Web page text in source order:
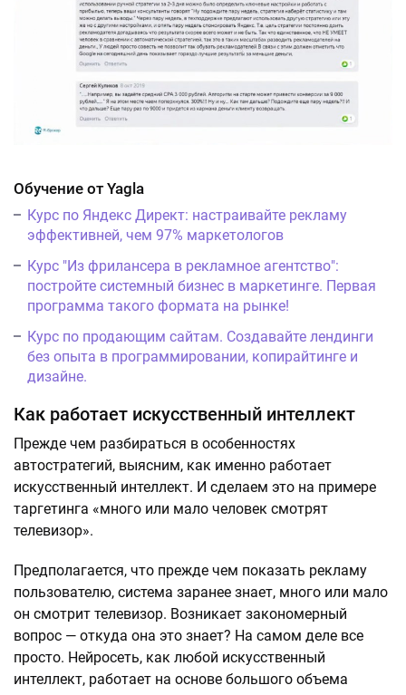
Обучение от Yagla
Курс по Яндекс Директ: настраивайте рекламу
эффективней, чем 97% маркетологов
Курс "Из фрилансера в рекламное агентство":
постройте системный бизнес в маркетинге. Первая
программа такого формата на рынке!
Курс по продающим сайтам. Создавайте лендинги
без опыта в программировании, копирайтинге и
дизайне.
Как работает искусственный интеллект
Прежде чем разбираться в особенностях
автостратегий, выясним, как именно работает
искусственный интеллект. И сделаем это на примере
таргетинга «много или мало человек смотрят
телевизор».
Предполагается, что прежде чем показать рекламу
пользователю, система заранее знает, много или мало
он смотрит телевизор. Возникает закономерный
вопрос — откуда она это знает? На самом деле все
просто. Нейросеть, как любой искусственный
интеллект, работает на основе большого объема